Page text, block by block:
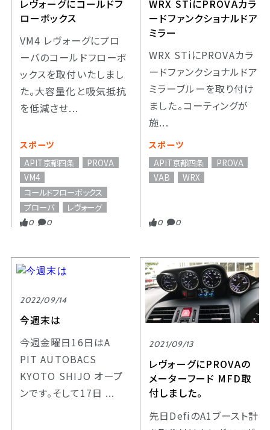
レヴォーグにコールドフ
ローボックス
VM4 レヴォーグにプロ
ーバのコールドフローボ
ックスを取付いたしまし
た。大容量化と吸気抵抗
を低減させ...
スポーツ
APIT京都四条
PROVA
VM4
コールドフローボックス
プローバ
レヴォーグ
0 0
WRX STiにPROVAカラ
ードファンクショナルドア
ミラー
WRX STiにPROVAカラ
ードファンクショナルドア
ミラーブルーを取り付け
ました。コーティングが
施...
スポーツ
APIT京都四条
PROVA
VAB
WRX
0 0
2022/09/14
今週末は
今週金曜日16日はA
PIT AUTOBACS
KYOTO SHIJO オープ
ンです。そして17日 ...
2021/09/13
レヴォーグにPROVAの
メーターフード MFD取
付しました。
先日DefiのA1ブースト計